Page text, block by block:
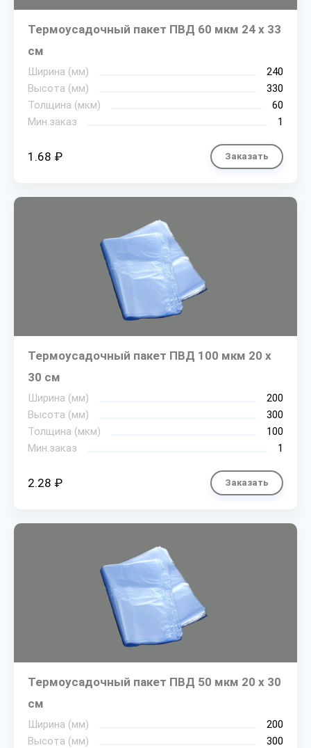
Термоусадочный пакет ПВД 60 мкм 24 х 33
см
Ширина (мм)
240
Высота (мм)
330
Толщина (мкм)
60
Мин.заказ
1
1.68 ₽ Заказать
Термоусадочный пакет ПВД 100 мкм 20 х
30 см
Ширина (мм)
200
Высота (мм)
300
Толщина (мкм)
100
Мин.заказ
1
2.28 ₽ Заказать
Термоусадочный пакет ПВД 50 мкм 20 х 30
см
Ширина (мм)
200
Высота (мм)
300